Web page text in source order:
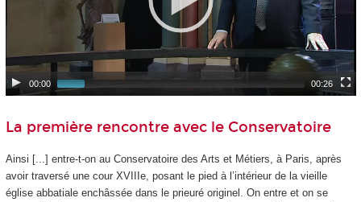
00:00 00:26
La première rencontre avec le Conservatoire
Ainsi [...] entre-t-on au Conservatoire des Arts et Métiers, à Paris, après
avoir traversé une cour XVIIIe, posant le pied à l’intérieur de la vieille
église abbatiale enchâssée dans le prieuré originel. On entre et on se